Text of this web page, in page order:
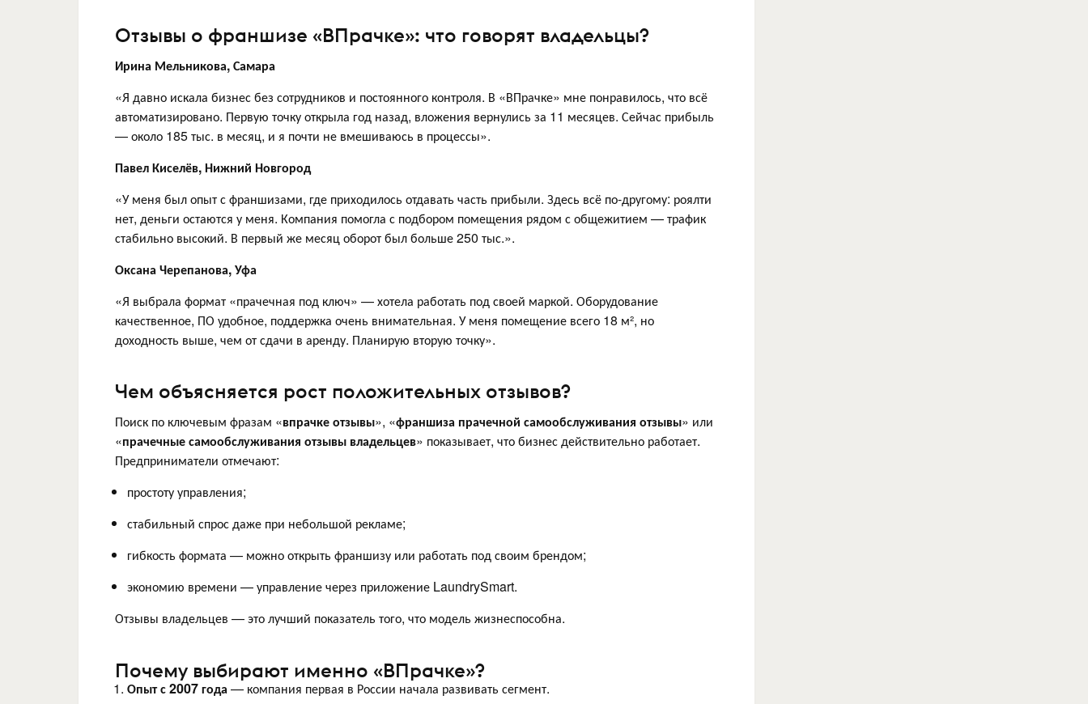
Отзывы о франшизе «ВПрачке»: что говорят владельцы?
Ирина Мельникова, Самара
«Я давно искала бизнес без сотрудников и постоянного контроля. В «ВПрачке» мне понравилось, что всё
автоматизировано. Первую точку открыла год назад, вложения вернулись за 11 месяцев. Сейчас прибыль
— около 185 тыс. в месяц, и я почти не вмешиваюсь в процессы».
Павел Киселёв, Нижний Новгород
«У меня был опыт с франшизами, где приходилось отдавать часть прибыли. Здесь всё по-другому: роялти
нет, деньги остаются у меня. Компания помогла с подбором помещения рядом с общежитием — трафик
стабильно высокий. В первый же месяц оборот был больше 250 тыс.».
Оксана Черепанова, Уфа
«Я выбрала формат «прачечная под ключ» — хотела работать под своей маркой. Оборудование
качественное, ПО удобное, поддержка очень внимательная. У меня помещение всего 18 м², но
доходность выше, чем от сдачи в аренду. Планирую вторую точку».
Чем объясняется рост положительных отзывов?
Поиск по ключевым фразам «впрачке отзывы», «франшиза прачечной самообслуживания отзывы» или
«прачечные самообслуживания отзывы владельцев» показывает, что бизнес действительно работает.
Предприниматели отмечают:
простоту управления;
стабильный спрос даже при небольшой рекламе;
гибкость формата — можно открыть франшизу или работать под своим брендом;
экономию времени — управление через приложение LaundrySmart.
Отзывы владельцев — это лучший показатель того, что модель жизнеспособна.
Почему выбирают именно «ВПрачке»?
Опыт с 2007 года — компания первая в России начала развивать сегмент.